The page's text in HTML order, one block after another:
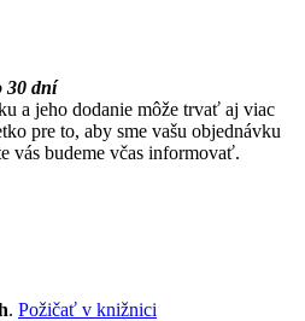
30 dní
a jeho dodanie môže trvať aj viac
pre to, aby sme vašu objednávku
vás budeme včas informovať.
. Požičať v knižnici